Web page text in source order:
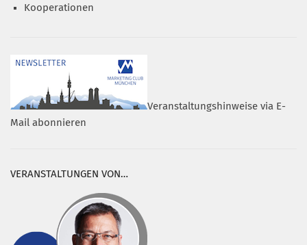
Kooperationen
Veranstaltungshinweise via E-
Mail abonnieren
VERANSTALTUNGEN VON…